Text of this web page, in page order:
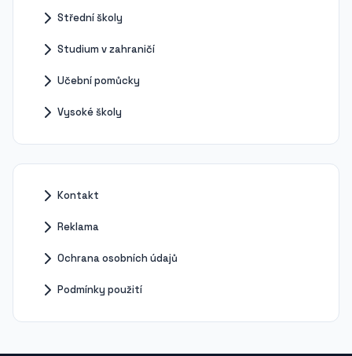
Střední školy
Studium v zahraničí
Učební pomůcky
Vysoké školy
Kontakt
Reklama
Ochrana osobních údajů
Podmínky použití